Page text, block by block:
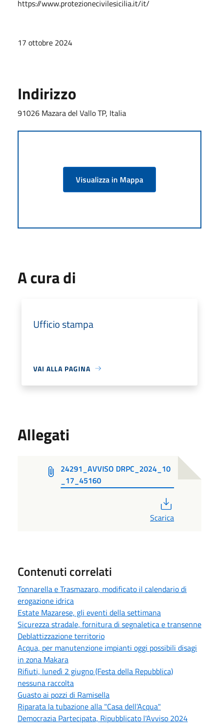
https://www.protezionecivilesicilia.it/it/
17 ottobre 2024
Indirizzo
91026 Mazara del Vallo TP, Italia
Visualizza in Mappa
A cura di
Ufficio stampa
VAI ALLA PAGINA
Allegati
24291_AVVISO DRPC_2024_10
_17_45160
Scarica
Contenuti correlati
Tonnarella e Trasmazaro, modificato il calendario di
erogazione idrica
Estate Mazarese, gli eventi della settimana
Sicurezza stradale, fornitura di segnaletica e transenne
Deblattizzazione territorio
Acqua, per manutenzione impianti oggi possibili disagi
in zona Makara
Rifiuti, lunedì 2 giugno (Festa della Repubblica)
nessuna raccolta
Guasto ai pozzi di Ramisella
Riparata la tubazione alla "Casa dell’Acqua"
Democrazia Partecipata, Ripubblicato l'Avviso 2024